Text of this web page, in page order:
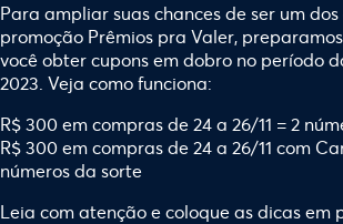
Para ampliar suas chances de ser um
promoção Prêmios pra Valer,
você obter cupons em dobro no período
2023. Veja como funciona:
R$ 300 em compras de 24 a 26/11 = 2
R$ 300 em compras de 24 a 26/11 com
números da sorte
Leia com atenção e coloque as dicas em